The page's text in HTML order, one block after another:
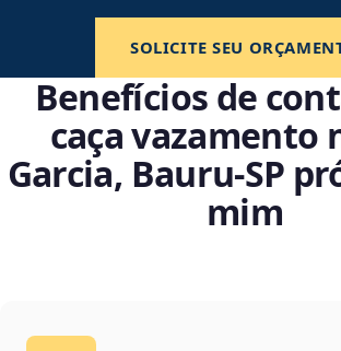
SOLICITE SEU
Benefícios de
caça vazamento
Garcia, Bauru‑SP
mim